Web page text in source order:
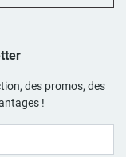
des promos, des
!